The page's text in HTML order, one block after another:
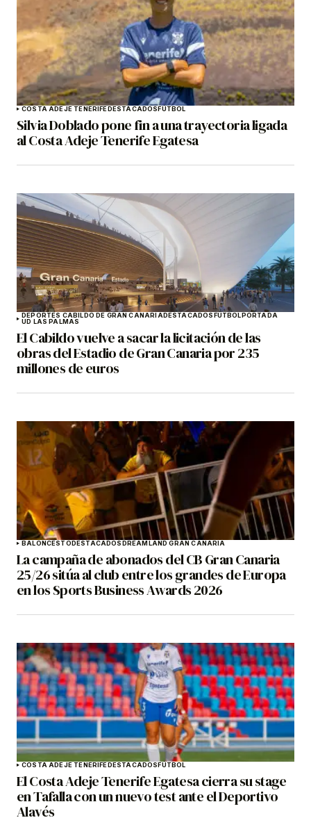
COSTA ADEJE TENERIFEDESTACADOSFÚTBOL
Silvia Doblado pone fin a una trayectoria ligada
al Costa Adeje Tenerife Egatesa
DEPORTES CABILDO DE GRAN CANARIADESTACADOSFÚTBOLPORTADA
UD LAS PALMAS
El Cabildo vuelve a sacar la licitación de las
obras del Estadio de Gran Canaria por 235
millones de euros
BALONCESTODESTACADOSDREAMLAND GRAN CANARIA
La campaña de abonados del CB Gran Canaria
25/26 sitúa al club entre los grandes de Europa
en los Sports Business Awards 2026
COSTA ADEJE TENERIFEDESTACADOSFÚTBOL
El Costa Adeje Tenerife Egatesa cierra su stage
en Tafalla con un nuevo test ante el Deportivo
Alavés